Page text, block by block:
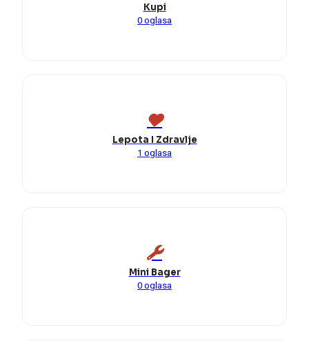
Kupi
0 oglasa
Lepota I Zdravlje
1 oglasa
Mini Bager
0 oglasa